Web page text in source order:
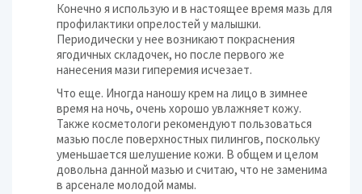
Конечно я использую и в настоящее время мазь для
профилактики опрелостей у малышки.
Периодически у нее возникают покраснения
ягодичных складочек, но после первого же
нанесения мази гиперемия исчезает.
Что еще. Иногда наношу крем на лицо в зимнее
время на ночь, очень хорошо увлажняет кожу.
Также косметологи рекомендуют пользоваться
мазью после поверхностных пилингов, поскольку
уменьшается шелушение кожи. В общем и целом
довольна данной мазью и считаю, что не заменима
в арсенале молодой мамы.